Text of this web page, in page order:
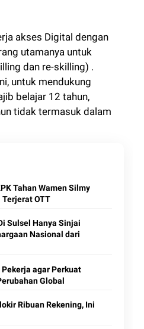
akses Digital dengan
utamanya untuk
dan re-skilling) .
untuk mendukung
belajar 12 tahun,
tidak termasuk dalam
Tahan Wamen Silmy
Terjerat OTT
Sulsel Hanya Sinjai
Nasional dari
agar Perkuat
Global
Ribuan Rekening, Ini